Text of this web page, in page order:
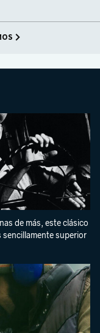
de más, este clásico
sencillamente superior